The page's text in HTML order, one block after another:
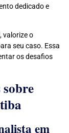
dedicado e
valorize o
seu caso. Essa
os desafios
em